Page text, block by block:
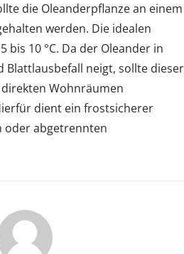
die Oleanderpflanze an einem
werden. Die idealen
bis 10 °C. Da der Oleander in
Blattlausbefall neigt, sollte dieser
Wohnräumen
dient ein frostsicherer
oder abgetrennten